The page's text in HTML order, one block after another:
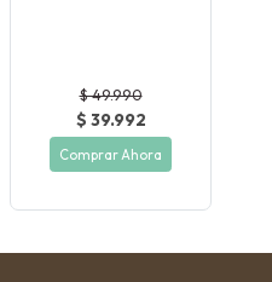
$ 49.990
$ 39.992
Comprar Ahora